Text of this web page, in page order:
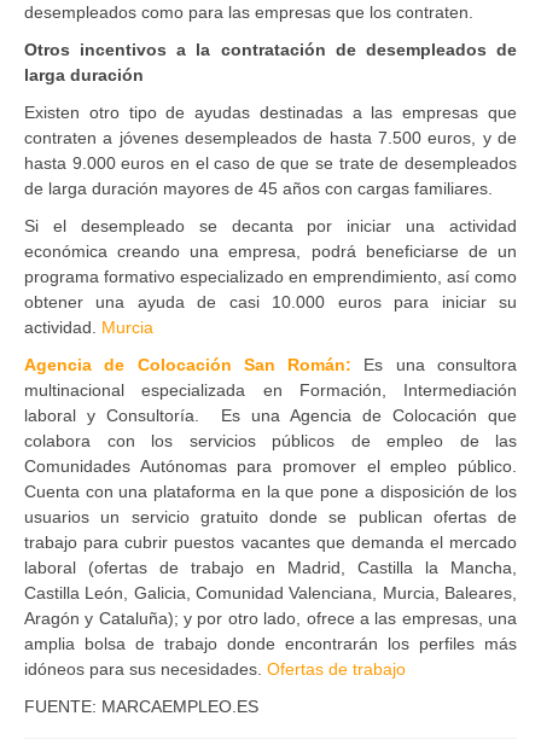
desempleados como para las empresas que los contraten.
Otros incentivos a la contratación de desempleados de
larga duración
Existen otro tipo de ayudas destinadas a las empresas que
contraten a jóvenes desempleados de hasta 7.500 euros, y de
hasta 9.000 euros en el caso de que se trate de desempleados
de larga duración mayores de 45 años con cargas familiares.
Si el desempleado se decanta por iniciar una actividad
económica creando una empresa, podrá beneficiarse de un
programa formativo especializado en emprendimiento, así como
obtener una ayuda de casi 10.000 euros para iniciar su
actividad. Murcia
Agencia de Colocación San Román: Es una consultora
multinacional especializada en Formación, Intermediación
laboral y Consultoría. Es una Agencia de Colocación que
colabora con los servicios públicos de empleo de las
Comunidades Autónomas para promover el empleo público.
Cuenta con una plataforma en la que pone a disposición de los
usuarios un servicio gratuito donde se publican ofertas de
trabajo para cubrir puestos vacantes que demanda el mercado
laboral (ofertas de trabajo en Madrid, Castilla la Mancha,
Castilla León, Galicia, Comunidad Valenciana, Murcia, Baleares,
Aragón y Cataluña); y por otro lado, ofrece a las empresas, una
amplia bolsa de trabajo donde encontrarán los perfiles más
idóneos para sus necesidades. Ofertas de trabajo
FUENTE: MARCAEMPLEO.ES